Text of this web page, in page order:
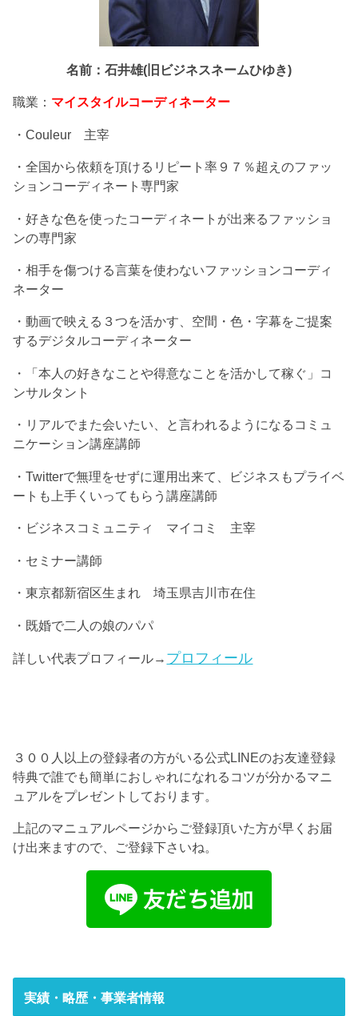
名前：石井雄(旧ビジネスネームひゆき)
職業： マイスタイルコーディネーター
・Couleur 主宰
・全国から依頼を頂けるリピート率９７％超えのファッ
ションコーディネート専門家
・好きな色を使ったコーディネートが出来るファッショ
ンの専門家
・相手を傷つける言葉を使わないファッションコーディ
ネーター
・動画で映える３つを活かす、空間・色・字幕をご提案
するデジタルコーディネーター
・「本人の好きなことや得意なことを活かして稼ぐ」コ
ンサルタント
・リアルでまた会いたい、と言われるようになるコミュ
ニケーション講座講師
・Twitterで無理をせずに運用出来て、ビジネスもプライベ
ートも上手くいってもらう講座講師
・ビジネスコミュニティ マイコミ 主宰
・セミナー講師
・東京都新宿区生まれ 埼玉県吉川市在住
・既婚で二人の娘のパパ
詳しい代表プロフィール→ プロフィール
３００人以上の登録者の方がいる公式LINEのお友達登録
特典で誰でも簡単におしゃれになれるコツが分かるマニ
ュアルをプレゼントしております。
上記のマニュアルページからご登録頂いた方が早くお届
け出来ますので、ご登録下さいね。
実績・略歴・事業者情報